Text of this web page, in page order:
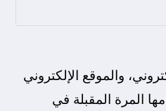
والموقع الإلكتروني
المرة المقبلة في